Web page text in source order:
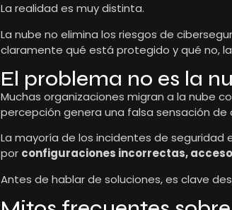
La realidad es muy distinta.
La nube no elimina los riesgos de
claramente qué está protegido y qué no,
El problema no es la
Muchas organizaciones migran a la nube
percepción genera una falsa sensación
La mayoría de los incidentes de seguridad
por configuraciones incorrectas,
Antes de hablar de soluciones, es clave